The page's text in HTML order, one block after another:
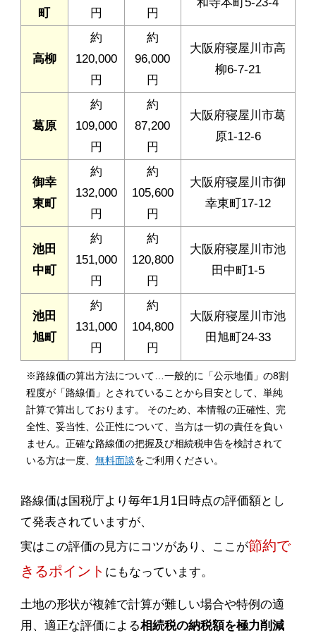
町
円
円
高柳
約
120,000
円
約
96,000
円
大阪府寝屋川市高
柳6-7-21
葛原
約
109,000
円
約
87,200
円
大阪府寝屋川市葛
原1-12-6
御幸
東町
約
132,000
円
約
105,600
円
大阪府寝屋川市御
幸東町17-12
池田
中町
約
151,000
円
約
120,800
円
大阪府寝屋川市池
田中町1-5
池田
旭町
約
131,000
円
約
104,800
円
大阪府寝屋川市池
田旭町24-33
※路線価の算出方法について…一般的に「公示地価」の8割
程度が「路線価」とされていることから目安として、単純
計算で算出しております。 そのため、本情報の正確性、完
全性、妥当性、公正性について、当方は一切の責任を負い
ません。正確な路線価の把握及び相続税申告を検討されて
いる方は一度、 無料面談をご利用ください。
路線価は国税庁より毎年1月1日時点の評価額とし
て発表されていますが、
実はこの評価の見方にコツがあり、ここが節約で
きるポイント にもなっています。
土地の形状が複雑で計算が難しい場合や特例の適
用、適正な評価による相続税の納税額を極力削減